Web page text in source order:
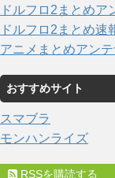
ドルフロ2まとめア
ドルフロ2まとめ速
アニメまとめアンテ
おすすめサイト
スマブラ
モンハンライズ
RSSを購読する